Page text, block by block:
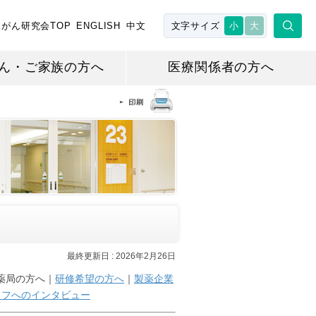
がん研究会TOP ENGLISH 中文 文字サイズ 小 大
・ご家族の方へ 医療関係者の方へ
最終更新日 : 2026年2月26日
局の方へ｜ 研修希望の方へ ｜ 製薬企業
へのインタビュー